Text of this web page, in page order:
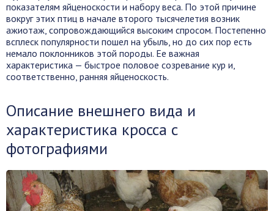
показателям яйценоскости и набору веса. По этой причине
вокруг этих птиц в начале второго тысячелетия возник
ажиотаж, сопровождающийся высоким спросом. Постепенно
всплеск популярности пошел на убыль, но до сих пор есть
немало поклонников этой породы. Ее важная
характеристика — быстрое половое созревание кур и,
соответственно, ранняя яйценоскость.
Описание внешнего вида и
характеристика кросса с
фотографиями